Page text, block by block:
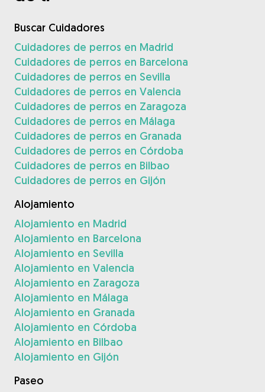
Buscar Cuidadores
Cuidadores de perros en Madrid
Cuidadores de perros en Barcelona
Cuidadores de perros en Sevilla
Cuidadores de perros en Valencia
Cuidadores de perros en Zaragoza
Cuidadores de perros en Málaga
Cuidadores de perros en Granada
Cuidadores de perros en Córdoba
Cuidadores de perros en Bilbao
Cuidadores de perros en Gijón
Alojamiento
Alojamiento en Madrid
Alojamiento en Barcelona
Alojamiento en Sevilla
Alojamiento en Valencia
Alojamiento en Zaragoza
Alojamiento en Málaga
Alojamiento en Granada
Alojamiento en Córdoba
Alojamiento en Bilbao
Alojamiento en Gijón
Paseo